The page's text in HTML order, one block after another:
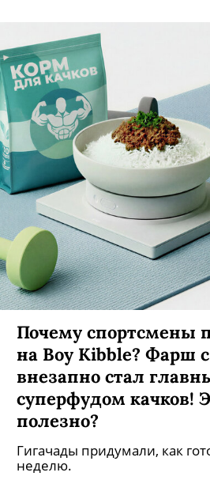
Почему спортсмены
на Boy Kibble? Фарш
внезапно стал
суперфудом качков!
полезно?
Гигачады придумали, как
неделю.